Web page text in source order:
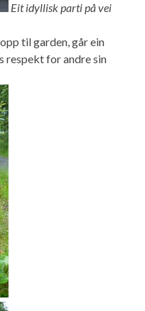
Eit idyllisk parti på vei
til garden, går ein
respekt for andre sin